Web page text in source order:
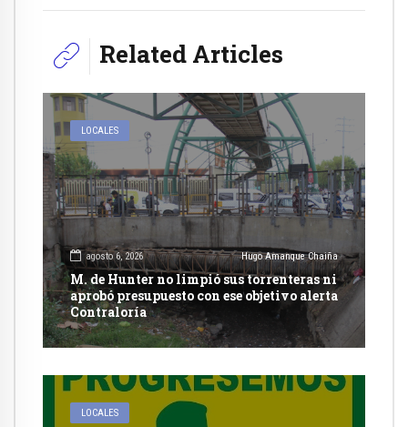
Related Articles
LOCALES
agosto 6, 2026 Hugo Amanque Chaiña
M. de Hunter no limpió sus torrenteras ni
aprobó presupuesto con ese objetivo alerta
Contraloría
LOCALES